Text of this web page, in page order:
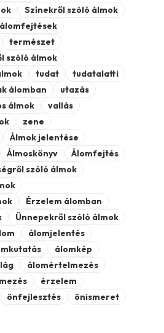
Színekről szóló álmok
természet
szóló álmok
tudat
tudatalatti
álomban
utazás
álmok
vallás
zene
Álmok jelentése
Álmoskönyv
Álomfejtés
szóló álmok
Érzelem álomban
Ünnepekről szóló álmok
álomjelentés
álomkép
álomértelmezés
érzelem
önfejlesztés
önismeret